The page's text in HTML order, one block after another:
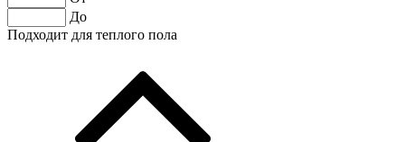
До
Подходит для теплого пола